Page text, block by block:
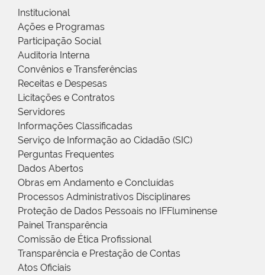
Institucional
Ações e Programas
Participação Social
Auditoria Interna
Convênios e Transferências
Receitas e Despesas
Licitações e Contratos
Servidores
Informações Classificadas
Serviço de Informação ao Cidadão (SIC)
Perguntas Frequentes
Dados Abertos
Obras em Andamento e Concluídas
Processos Administrativos Disciplinares
Proteção de Dados Pessoais no IFFluminense
Painel Transparência
Comissão de Ética Profissional
Transparência e Prestação de Contas
Atos Oficiais